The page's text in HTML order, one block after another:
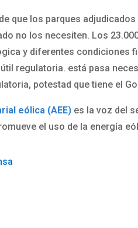
que los parques
no los necesiten. Los
y diferentes condiciones
regulatoria. está pasa
potestad que tiene el
eólica (AEE) es la voz del
el uso de la energía